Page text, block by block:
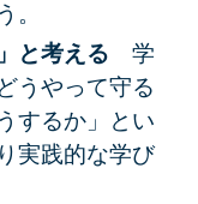
。
と考える 学
うやって守る
するか」とい
実践的な学び